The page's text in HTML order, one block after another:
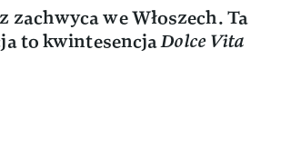
zachwyca we Włoszech. Ta
to kwintesencjaDolce Vita